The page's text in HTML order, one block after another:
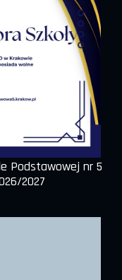
Podstawowej nr 5
2027